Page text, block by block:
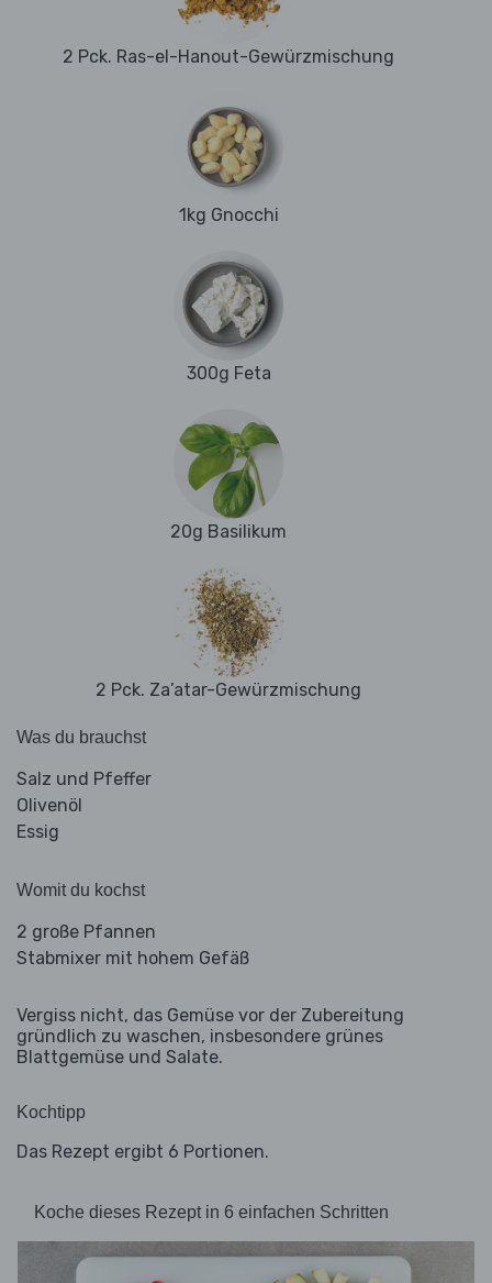
2 Pck. Ras-el-Hanout-Gewürzmischung
1kg Gnocchi
300g Feta
20g Basilikum
2 Pck. Za’atar-Gewürzmischung
Was du brauchst
Salz und Pfeffer
Olivenöl
Essig
Womit du kochst
2 große Pfannen
Stabmixer mit hohem Gefäß
Vergiss nicht, das Gemüse vor der Zubereitung
gründlich zu waschen, insbesondere grünes
Blattgemüse und Salate.
Kochtipp
Das Rezept ergibt 6 Portionen.
Koche dieses Rezept in 6 einfachen Schritten